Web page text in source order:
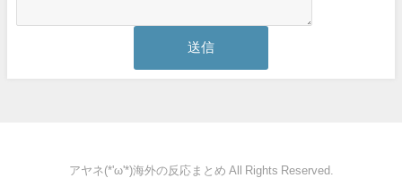
アヤネ(*'ω'*)海外の反応まとめ All Rights Reserved.